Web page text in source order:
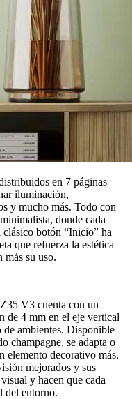
en 7 páginas
iluminación,
y mucho más. Todo con
donde cada
botón “Inicio” ha
que refuerza la estética
su uso.
V3 cuenta con un
de 4 mm en el eje vertical
ambientes. Disponible
champagne, se adapta o
elemento decorativo más.
mejorados y sus
y hacen que cada
del entorno.